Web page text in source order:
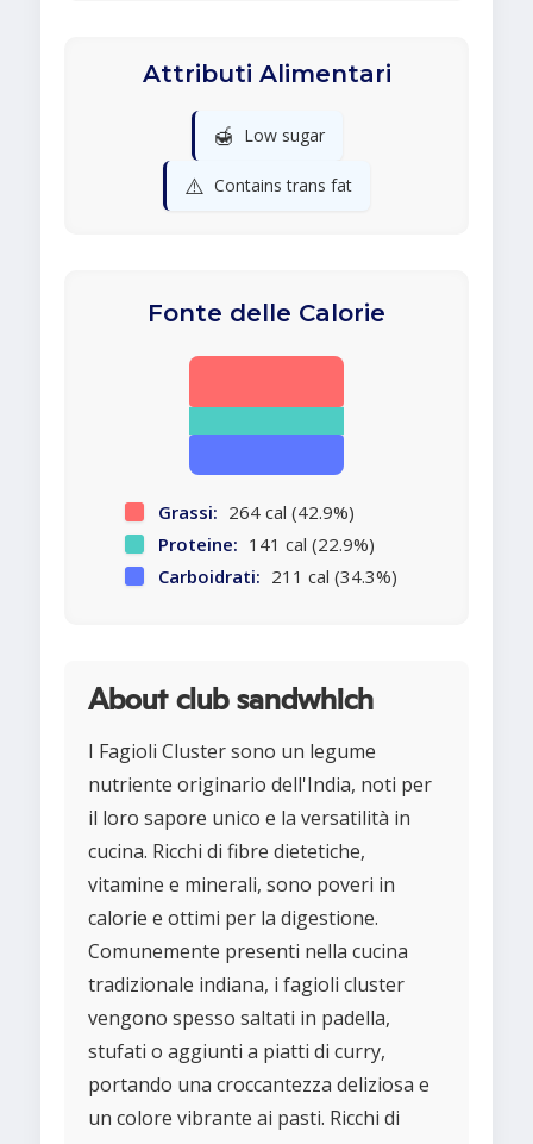
Attributi Alimentari
🍯 Low sugar
⚠️ Contains trans fat
Fonte delle Calorie
Grassi: 264 cal (42.9%)
Proteine: 141 cal (22.9%)
Carboidrati: 211 cal (34.3%)
About club sandwhich
I Fagioli Cluster sono un legume
nutriente originario dell'India, noti per
il loro sapore unico e la versatilità in
cucina. Ricchi di fibre dietetiche,
vitamine e minerali, sono poveri in
calorie e ottimi per la digestione.
Comunemente presenti nella cucina
tradizionale indiana, i fagioli cluster
vengono spesso saltati in padella,
stufati o aggiunti a piatti di curry,
portando una croccantezza deliziosa e
un colore vibrante ai pasti. Ricchi di